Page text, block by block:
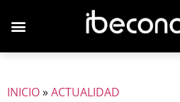
INICIO»ACTUALIDAD